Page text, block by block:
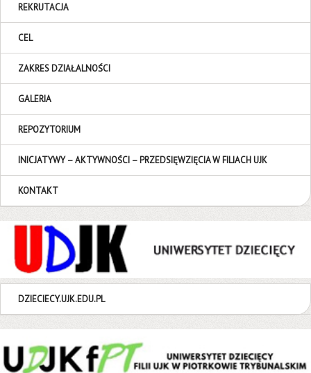
REKRUTACJA
CEL
ZAKRES DZIAŁALNOŚCI
GALERIA
REPOZYTORIUM
INICJATYWY – AKTYWNOŚCI – PRZEDSIĘWZIĘCIA W FILIACH UJK
KONTAKT
DZIECIECY.UJK.EDU.PL